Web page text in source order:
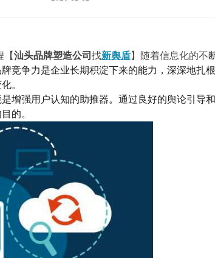
【汕头品牌塑造公司 找新舆盾】随着信息化的不
竞争力是企业长期积淀下来的能力，深深地扎
。
增强用户认知的助推器。 通过良好的舆论引导
的。